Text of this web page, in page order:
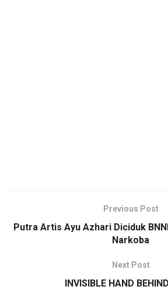
Previous Post
Putra Artis Ayu Azhari Diciduk
Narkoba
Next Post
INVISIBLE HAND